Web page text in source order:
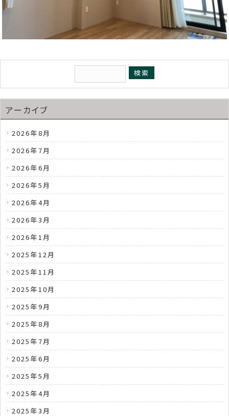
アーカイブ
2026年8月
2026年7月
2026年6月
2026年5月
2026年4月
2026年3月
2026年1月
2025年12月
2025年11月
2025年10月
2025年9月
2025年8月
2025年7月
2025年6月
2025年5月
2025年4月
2025年3月